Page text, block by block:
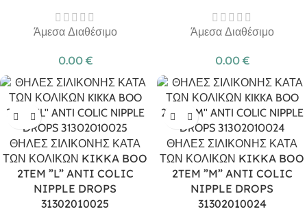
Άμεσα Διαθέσιμο
0.00 €
Άμεσα Διαθέσιμο
0.00 €
ΘΗΛΕΣ ΣΙΛΙΚΟΝΗΣ ΚΑΤΑ
ΤΩΝ ΚΟΛΙΚΩΝ KIKKA BOO
2TEM ”L” ANTI COLIC
NIPPLE DROPS
31302010025
ΘΗΛΕΣ ΣΙΛΙΚΟΝΗΣ ΚΑΤΑ
ΤΩΝ ΚΟΛΙΚΩΝ KIKKA BOO
2TEM ”M” ANTI COLIC
NIPPLE DROPS
31302010024